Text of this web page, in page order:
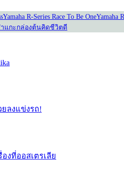
Yamaha R-Series Race To Be OneYamaha
แกะกล่องต้นคิดชีวิตดี
ยลงแข่งรถ!
องที่ออสเตรเลีย